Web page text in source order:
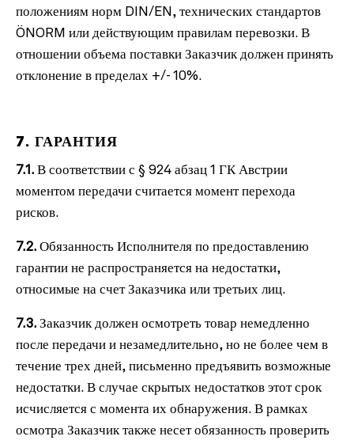
положениям норм DIN/EN, технических стандартов
ÖNORM или действующим правилам перевозки. В
отношении объема поставки Заказчик должен принять
отклонение в пределах +/- 10%.
7. ГАРАНТИЯ
7.1. В соответствии с § 924 абзац 1 ГК Австрии
моментом передачи считается момент перехода
рисков.
7.2. Обязанность Исполнителя по предоставлению
гарантии не распространяется на недостатки,
относимые на счет Заказчика или третьих лиц.
7.3. Заказчик должен осмотреть товар немедленно
после передачи и незамедлительно, но не более чем в
течение трех дней, письменно предъявить возможные
недостатки. В случае скрытых недостатков этот срок
исчисляется с момента их обнаружения. В рамках
осмотра Заказчик также несет обязанность проверить